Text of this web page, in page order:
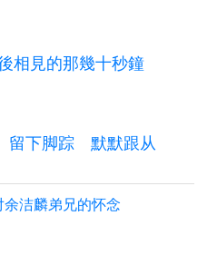
相見的那幾十秒鐘
留下脚踪 默默跟从
洁麟弟兄的怀念